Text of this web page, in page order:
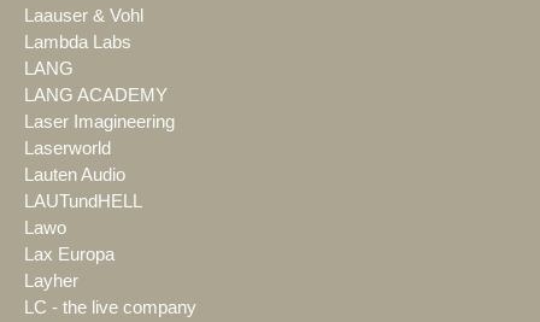
Laauser & Vohl
Lambda Labs
LANG
LANG ACADEMY
Laser Imagineering
Laserworld
Lauten Audio
LAUTundHELL
Lawo
Lax Europa
Layher
LC - the live company